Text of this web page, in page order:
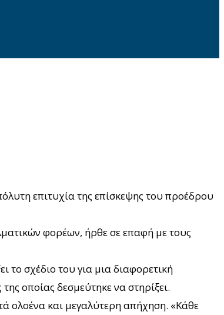
επιτυχία της επίσκεψης του προέδρου
φορέων, ήρθε σε επαφή με τους
το σχέδιο του για μια διαφορετική
οποίας δεσμεύτηκε να στηρίξει.
ολοένα και μεγαλύτερη απήχηση. «Κάθε